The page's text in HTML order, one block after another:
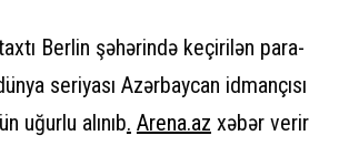
Berlin şəhərində keçirilən para-
seriyası Azərbaycan idmançısı
uğurlu alınıb. Arena.az xəbər verir